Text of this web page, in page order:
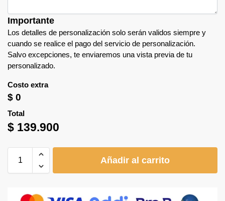
Importante
Los detalles de personalización solo serán validos siempre y
cuando se realice el pago del servicio de personalización.
Salvo excepciones, te enviaremos una vista previa de tu
personalizado.
Costo extra
$ 0
Total
$ 139.900
Añadir al carrito